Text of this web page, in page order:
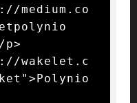
medium.co
wakelet.c